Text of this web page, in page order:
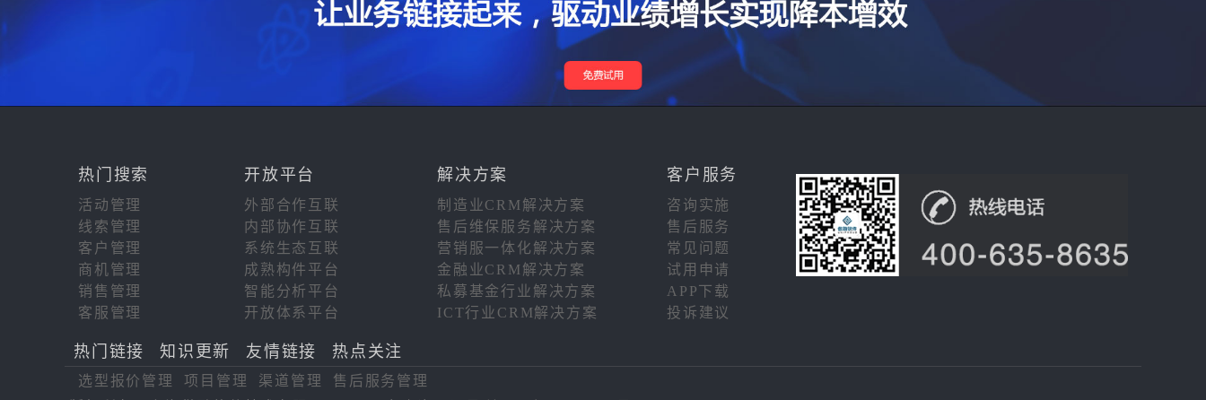
热门搜索 开放平台
活动管理
外部合作互联
线索管理
内部协作互联
客户管理
系统生态互联
商机管理
成熟构件平台
销售管理
智能分析平台
客服管理
开放体系平台
解决方案 客户服务
制造业CRM解决方案
咨询实施
售后维保服务解决方案
售后服务
营销服一体化解决方案
常见问题
金融业CRM解决方案
试用申请
私募基金行业解决方案
APP下载
ICT行业CRM解决方案
投诉建议
热门链接 知识更新 友情链接 热点关注
选型报价管理 项目管理 渠道管理
售后服务管理